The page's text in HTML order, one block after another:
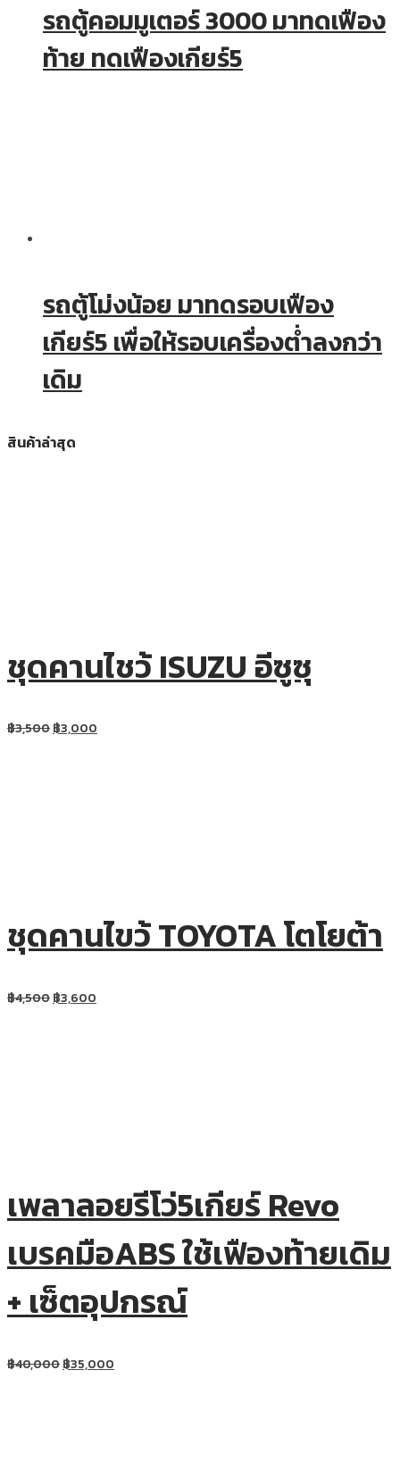
รถตู้คอมมูเตอร์ 3000 มาทดเฟือง
ท้าย ทดเฟืองเกียร์5
รถตู้โม่งน้อย มาทดรอบเฟือง
เกียร์5 เพื่อให้รอบเครื่องต่ำลงกว่า
เดิม
สินค้าล่าสุด
ชุดคานไชว้ ISUZU อีซูซุ
฿3,500฿3,000
ชุดคานไขว้ TOYOTA โตโยต้า
฿4,500฿3,600
เพลาลอยรีโว่5เกียร์ Revo
เบรคมือABS ใช้เฟืองท้ายเดิม
+ เซ็ตอุปกรณ์
฿40,000฿35,000